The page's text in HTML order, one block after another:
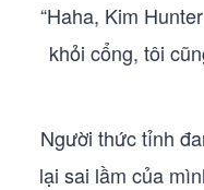
“Haha, Kim
khỏi cổng, tôi
Người thức tỉnh
lại sai lầm của